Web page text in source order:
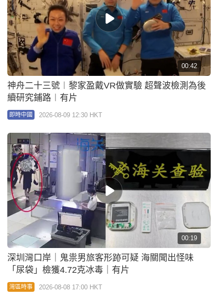
00:42
神舟二十三號︱黎家盈戴VR做實驗 超聲波檢測為後
續研究鋪路︱有片
即時中國 2026-08-09 12:30 HKT
00:19
深圳灣口岸｜鬼祟男旅客形跡可疑 海關聞出怪味
「尿袋」檢獲4.72克冰毒｜有片
灣區時事 2026-08-08 17:00 HKT